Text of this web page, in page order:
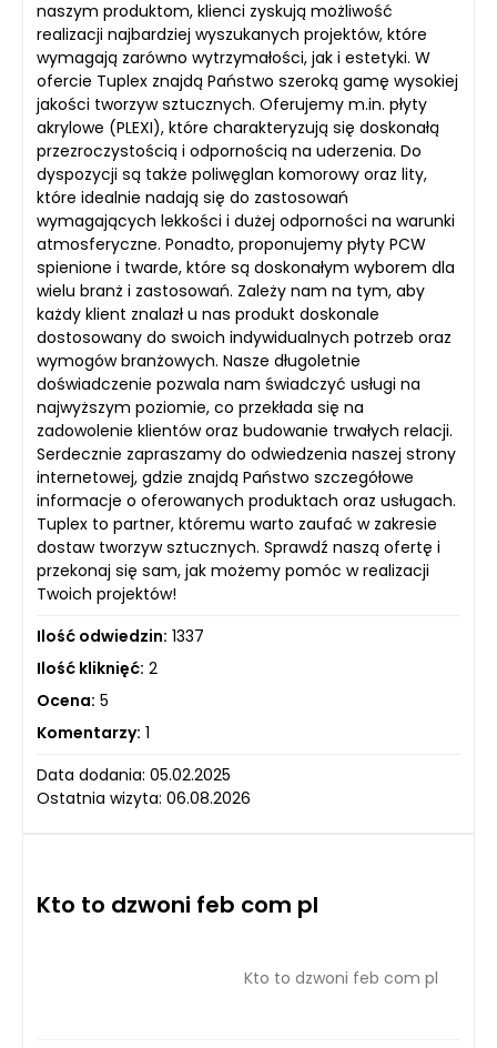
naszym produktom, klienci zyskują możliwość
realizacji najbardziej wyszukanych projektów, które
wymagają zarówno wytrzymałości, jak i estetyki. W
ofercie Tuplex znajdą Państwo szeroką gamę wysokiej
jakości tworzyw sztucznych. Oferujemy m.in. płyty
akrylowe (PLEXI), które charakteryzują się doskonałą
przezroczystością i odpornością na uderzenia. Do
dyspozycji są także poliwęglan komorowy oraz lity,
które idealnie nadają się do zastosowań
wymagających lekkości i dużej odporności na warunki
atmosferyczne. Ponadto, proponujemy płyty PCW
spienione i twarde, które są doskonałym wyborem dla
wielu branż i zastosowań. Zależy nam na tym, aby
każdy klient znalazł u nas produkt doskonale
dostosowany do swoich indywidualnych potrzeb oraz
wymogów branżowych. Nasze długoletnie
doświadczenie pozwala nam świadczyć usługi na
najwyższym poziomie, co przekłada się na
zadowolenie klientów oraz budowanie trwałych relacji.
Serdecznie zapraszamy do odwiedzenia naszej strony
internetowej, gdzie znajdą Państwo szczegółowe
informacje o oferowanych produktach oraz usługach.
Tuplex to partner, któremu warto zaufać w zakresie
dostaw tworzyw sztucznych. Sprawdź naszą ofertę i
przekonaj się sam, jak możemy pomóc w realizacji
Twoich projektów!
Ilość odwiedzin: 1337
Ilość kliknięć: 2
Ocena: 5
Komentarzy: 1
Data dodania: 05.02.2025
Ostatnia wizyta: 06.08.2026
Kto to dzwoni feb com pl
Kto to dzwoni feb com pl